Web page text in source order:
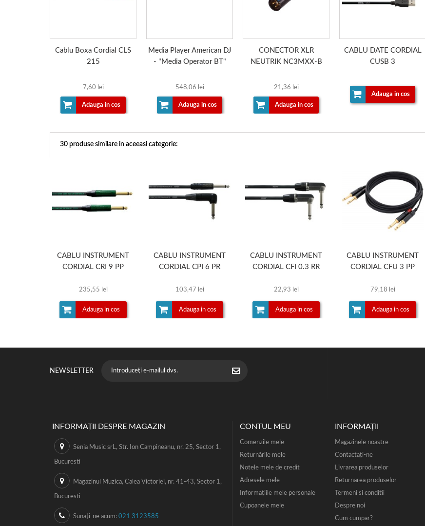
Cablu Boxa Cordial CLS
215
7,60 lei
Adauga in cos
Media Player American DJ
- "Media Operator BT"
548,06 lei
Adauga in cos
CONECTOR XLR
NEUTRIK NC3MXX-B
21,36 lei
Adauga in cos
CABLU DATE CORDIAL
CUSB 3
Adauga in cos
30 produse similare in aceeasi categorie:
CABLU INSTRUMENT
CORDIAL CRI 9 PP
235,55 lei
Adauga in cos
CABLU INSTRUMENT
CORDIAL CPI 6 PR
103,47 lei
Adauga in cos
CABLU INSTRUMENT
CORDIAL CFI 0.3 RR
22,93 lei
Adauga in cos
CABLU INSTRUMENT
CORDIAL CFU 3 PP
79,18 lei
Adauga in cos
NEWSLETTER
INFORMAȚII DESPRE MAGAZIN
Senia Music srL, Str. Ion Campineanu, nr. 25, Sector 1,
Bucuresti
Magazinul Muzica, Calea Victoriei, nr. 41-43, Sector 1,
Bucuresti
Sunați-ne acum: 021 3123585
CONTUL MEU
Comenzile mele
Returnările mele
Notele mele de credit
Adresele mele
Informaţiile mele personale
Cupoanele mele
INFORMAŢII
Magazinele noastre
Contactați-ne
Livrarea produselor
Returnarea produselor
Termeni si conditii
Despre noi
Cum cumpar?